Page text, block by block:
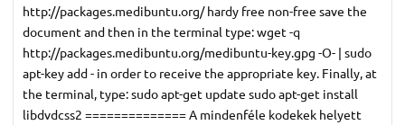
http://packages.medibuntu.org/ hardy free non-free save the
document and then in the terminal type: wget -q
http://packages.medibuntu.org/medibuntu-key.gpg -O- | sudo
apt-key add - in order to receive the appropriate key. Finally, at
the terminal, type: sudo apt-get update sudo apt-get install
libdvdcss2 ============== A mindenféle kodekek helyett